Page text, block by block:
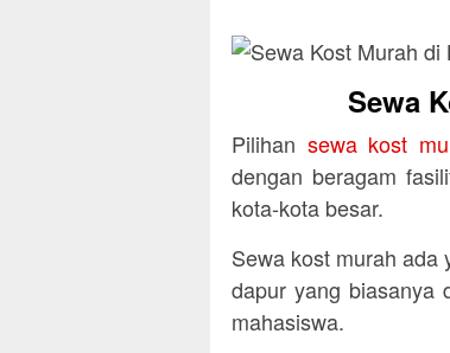
Sewa
Pilihan sewa kost
dengan beragam
kota-kota besar.
Sewa kost murah ada
dapur yang biasanya
mahasiswa.